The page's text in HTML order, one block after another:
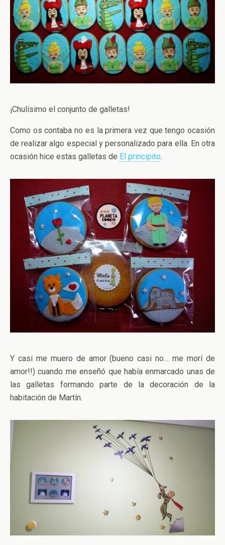
¡Chulísimo el conjunto de galletas!
Como os contaba no es la primera vez que tengo ocasión
de realizar algo especial y personalizado para ella. En otra
ocasión hice estas galletas de El principito.
Y casi me muero de amor (bueno casi no… me morí de
amor!!) cuando me enseñó que había enmarcado unas de
las galletas formando parte de la decoración de la
habitación de Martín.